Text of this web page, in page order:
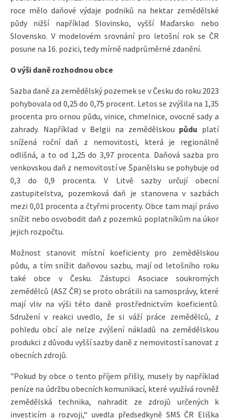
roce mělo daňové výdaje podniků na hektar zemědělské
půdy nižší například Slovinsko, vyšší Maďarsko nebo
Slovensko. V modelovém srovnání pro letošní rok se ČR
posune na 16. pozici, tedy mírně nadprůměrné zdanění.
O výši daně rozhodnou obce
Sazba daně za zemědělský pozemek se v Česku do roku 2023
pohybovala od 0,25 do 0,75 procent. Letos se zvýšila na 1,35
procenta pro ornou půdu, vinice, chmelnice, ovocné sady a
zahrady. Například v Belgii na zemědělskou půdu platí
snížená roční daň z nemovitosti, která je regionálně
odlišná, a to od 1,25 do 3,97 procenta. Daňová sazba pro
venkovskou daň z nemovitostí ve Španělsku se pohybuje od
0,3 do 0,9 procenta. V Litvě sazby určují obecní
zastupitelstva, pozemková daň je stanovena v sazbách
mezi 0,01 procenta a čtyřmi procenty. Obce tam mají právo
snížit nebo osvobodit daň z pozemků poplatníkům na úkor
jejich rozpočtu.
Možnost stanovit místní koeficienty pro zemědělskou
půdu, a tím snížit daňovou sazbu, mají od letošního roku
také obce v Česku. Zástupci Asociace soukromých
zemědělců (ASZ ČR) se proto obrátili na samosprávy, které
mají vliv na výši této daně prostřednictvím koeficientů.
Sdružení v reakci uvedlo, že si váží práce zemědělců, z
pohledu obcí ale nelze zvýšení nákladů na zemědělskou
produkci z důvodu vyšší sazby daně z nemovitostí sanovat z
obecních zdrojů.
"Pokud by obce o tento příjem přišly, musely by například
peníze na údržbu obecních komunikací, které využívá rovněž
zemědělská technika, nahradit ze zdrojů určených k
investicím a rozvoji,“ uvedla předsedkyně SMS ČR Eliška